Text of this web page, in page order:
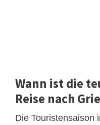
Wann ist die
Reise nach
Die Touristensaison